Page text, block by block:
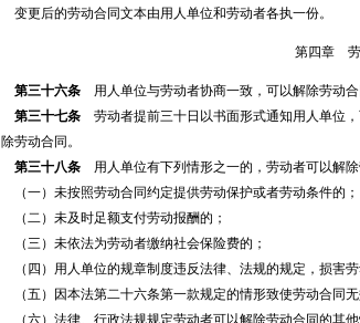
变更后的劳动合同文本由用人单位和劳动者各执一份。
第四章 劳
第三十六条 用人单位与劳动者协商一致，可以解除劳动合
第三十七条 劳动者提前三十日以书面形式通知用人单位
除劳动合同。
第三十八条 用人单位有下列情形之一的，劳动者可以解除
（一）未按照劳动合同约定提供劳动保护或者劳动条件的；
（二）未及时足额支付劳动报酬的；
（三）未依法为劳动者缴纳社会保险费的；
（四）用人单位的规章制度违反法律、法规的规定，损害劳
（五）因本法第二十六条第一款规定的情形致使劳动合同无
（六）法律、行政法规规定劳动者可以解除劳动合同的其他